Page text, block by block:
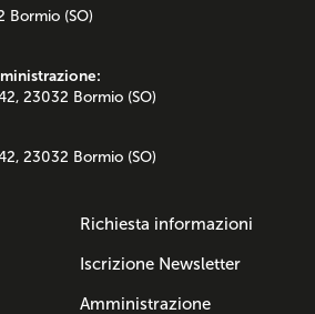
Bormio (SO)
23032 Bormio (SO)
23032 Bormio (SO)
Richiesta informazioni
Iscrizione Newsletter
Amministrazione